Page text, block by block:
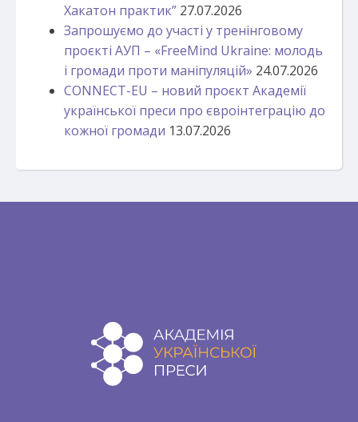
Хакатон практик” 27.07.2026
Запрошуємо до участі у тренінговому
проєкті АУП – «FreeMind Ukraine: молодь
і громади проти маніпуляцій» 24.07.2026
CONNECT-EU – новий проєкт Академії
української преси про євроінтеграцію до
кожної громади 13.07.2026